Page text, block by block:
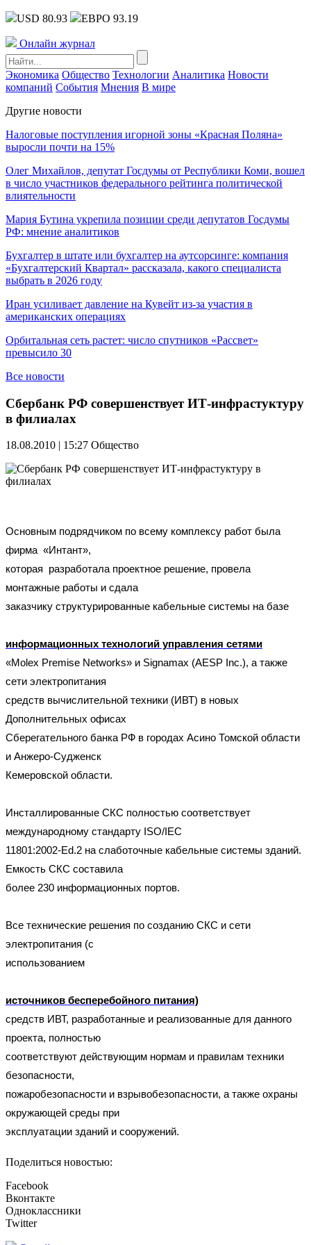
USD 80.93 ЕВРО 93.19
Онлайн журнал
Экономика Общество Технологии Аналитика Новости
компаний События Мнения В мире
Другие новости
Налоговые поступления игорной зоны «Красная Поляна»
выросли почти на 15%
Олег Михайлов, депутат Госдумы от Республики Коми, вошел
в число участников федерального рейтинга политической
влиятельности
Мария Бутина укрепила позиции среди депутатов Госдумы
РФ: мнение аналитиков
Бухгалтер в штате или бухгалтер на аутсорсинге: компания
«Бухгалтерский Квартал» рассказала, какого специалиста
выбрать в 2026 году
Иран усиливает давление на Кувейт из-за участия в
американских операциях
Орбитальная сеть растет: число спутников «Рассвет»
превысило 30
Все новости
Сбербанк РФ совершенствует ИТ-инфрастуктуру
в филиалах
18.08.2010 | 15:27 Общество
Основным подрядчиком по всему комплексу работ была
фирма «Интант»,
которая разработала проектное решение, провела
монтажные работы и сдала
заказчику структурированные кабельные системы на базе
информационных технологий управления сетями
«Molex Premise Networks» и Signamax (AESP Inc.), а также
сети электропитания
средств вычислительной техники (ИВТ) в новых
Дополнительных офисах
Сберегательного банка РФ в городах Асино Томской области
и Анжеро-Судженск
Кемеровской области.
Инсталлированные СКС полностью соответствует
международному стандарту ISO/IEC
11801:2002-Ed.2 на слаботочные кабельные системы зданий.
Емкость СКС составила
более 230 информационных портов.
Все технические решения по созданию СКС и сети
электропитания (с
использованием
источников бесперебойного питания)
средств ИВТ, разработанные и реализованные для данного
проекта, полностью
соответствуют действующим нормам и правилам техники
безопасности,
пожаробезопасности и взрывобезопасности, а также охраны
окружающей среды при
эксплуатации зданий и сооружений.
Поделиться новостью:
Facebook
Вконтакте
Одноклассники
Twitter